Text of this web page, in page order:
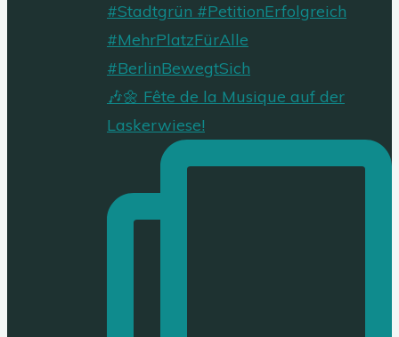
🎶🌼 Fête de la Musique auf der
Laskerwiese!